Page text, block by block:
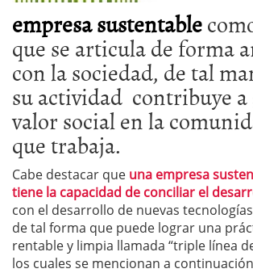
empresa sustentable
que se articula de forma
con la sociedad, de tal
su actividad contribuye
valor social en la
que trabaja.
Cabe destacar que una empresa
tiene la capacidad de conciliar el
con el desarrollo de nuevas
de tal forma que puede lograr una
rentable y limpia llamada “triple línea
los cuales se mencionan a continuación